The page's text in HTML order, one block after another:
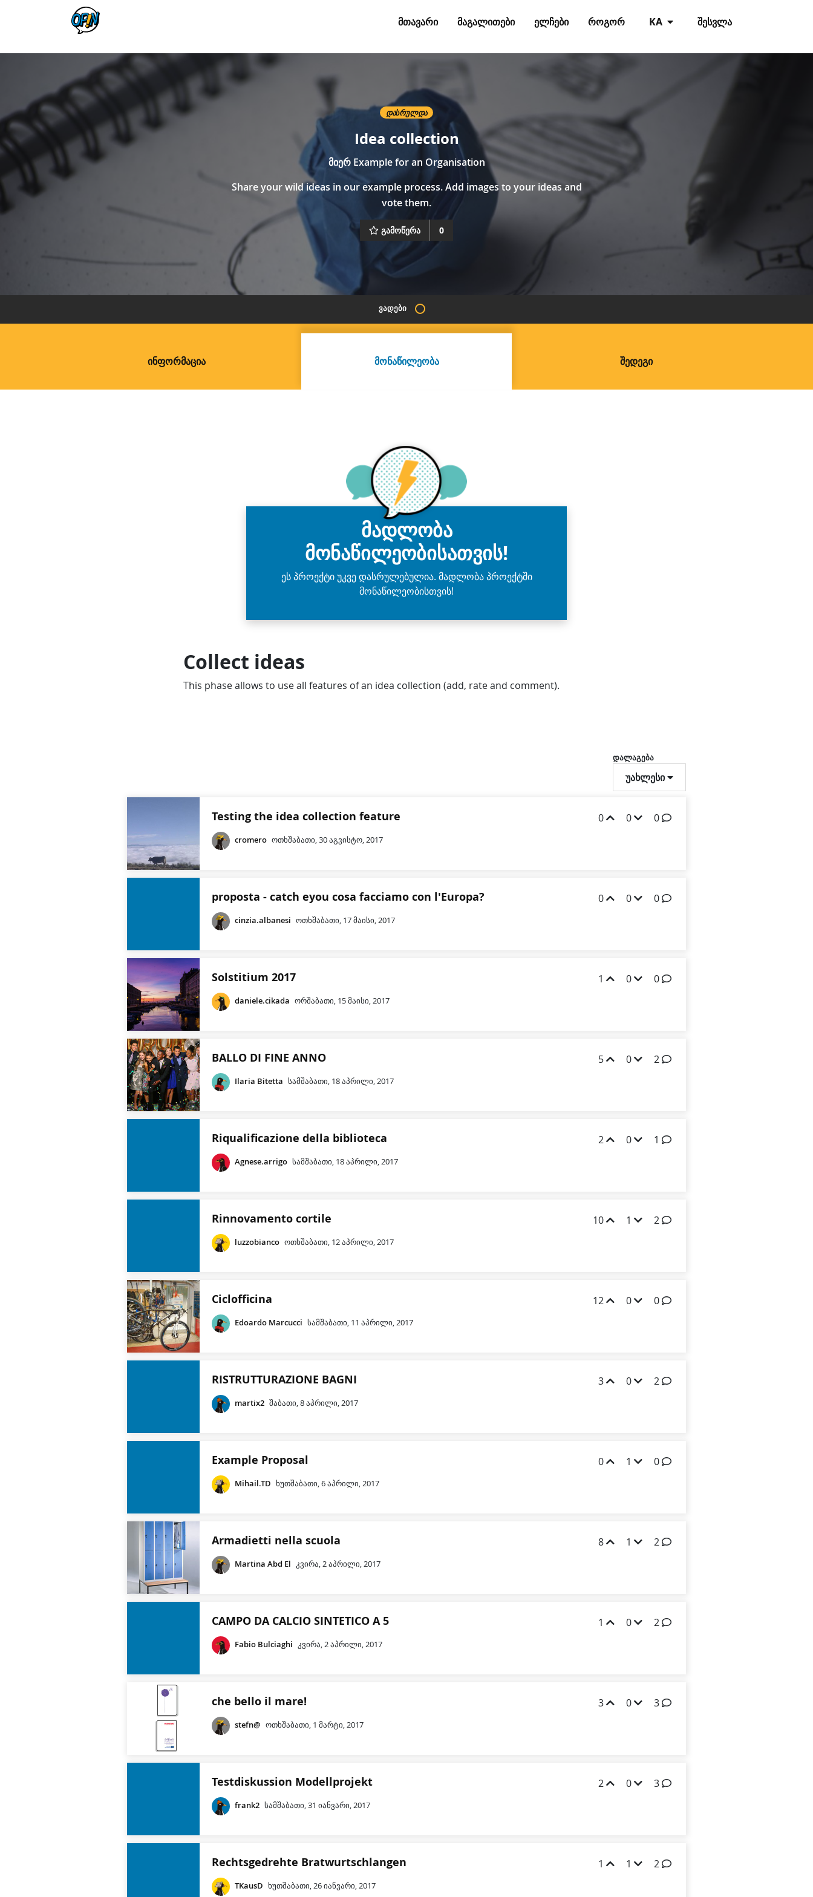
ᲨᲔᲡᲕᲚᲐ
KA
ᲛᲗᲐᲕᲐᲠᲘ ᲛᲐᲒᲐᲚᲘᲗᲔᲑᲘ ᲔᲚᲩᲔᲑᲘ ᲠᲝᲒᲝᲠ
ᲓᲐᲡᲠᲣᲚᲓᲐ
Idea collection
მიერ Example for an Organisation
Share your wild ideas in our example process. Add images to your ideas and
vote them.
გამოწერა 0
ᲕᲐᲓᲔᲑᲘ
ᲘᲜᲤᲝᲠᲛᲐᲪᲘᲐ ᲛᲝᲜᲐᲬᲘᲚᲔᲝᲑᲐ ᲨᲔᲓᲔᲒᲘ
მადლობა
მონაწილეობისათვის!
ეს პროექტი უკვე დასრულებულია. მადლობა პროექტში
მონაწილეობისთვის!
Collect ideas
This phase allows to use all features of an idea collection (add, rate and comment).
დალაგება
უახლესი
0 0 0
Testing the idea collection feature
cromero ოთხშაბათი, 30 აგვისტო, 2017
0 0 0
proposta - catch eyou cosa facciamo con l'Europa?
cinzia.albanesi ოთხშაბათი, 17 მაისი, 2017
1 0 0
Solstitium 2017
daniele.cikada ორშაბათი, 15 მაისი, 2017
5 0 2
BALLO DI FINE ANNO
Ilaria Bitetta სამშაბათი, 18 აპრილი, 2017
2 0 1
Riqualificazione della biblioteca
Agnese.arrigo სამშაბათი, 18 აპრილი, 2017
10 1 2
Rinnovamento cortile
luzzobianco ოთხშაბათი, 12 აპრილი, 2017
12 0 0
Ciclofficina
Edoardo Marcucci სამშაბათი, 11 აპრილი, 2017
3 0 2
RISTRUTTURAZIONE BAGNI
martix2 შაბათი, 8 აპრილი, 2017
0 1 0
Example Proposal
Mihail.TD ხუთშაბათი, 6 აპრილი, 2017
8 1 2
Armadietti nella scuola
Martina Abd El კვირა, 2 აპრილი, 2017
1 0 2
CAMPO DA CALCIO SINTETICO A 5
Fabio Bulciaghi კვირა, 2 აპრილი, 2017
3 0 3
che bello il mare!
stefn@ ოთხშაბათი, 1 მარტი, 2017
2 0 3
Testdiskussion Modellprojekt
frank2 სამშაბათი, 31 იანვარი, 2017
1 1 2
Rechtsgedrehte Bratwurtschlangen
TKausD ხუთშაბათი, 26 იანვარი, 2017